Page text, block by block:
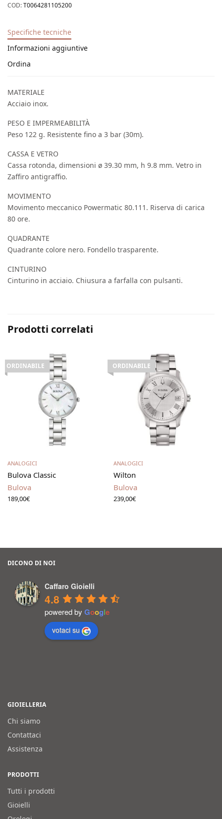
COD:T0064281105200
Specifiche tecniche
Informazioni aggiuntive
Ordina
MATERIALE
Acciaio inox.
PESO E IMPERMEABILITÀ
Peso 122 g. Resistente fino a 3 bar (30m).
CASSA E VETRO
Cassa rotonda, dimensioni ø 39.30 mm, h 9.8 mm. Vetro in
Zaffiro antigraffio.
MOVIMENTO
Movimento meccanico Powermatic 80.111. Riserva di carica
80 ore.
QUADRANTE
Quadrante colore nero. Fondello trasparente.
CINTURINO
Cinturino in acciaio. Chiusura a farfalla con pulsanti.
Prodotti correlati
ORDINABILE
ANALOGICI
Bulova Classic
Bulova
189,00€
ORDINABILE
ANALOGICI
Wilton
Bulova
239,00€
DICONO DI NOI
Caffaro Gioielli
4.8
powered by Google
votaci su
GIOIELLERIA
Chi siamo
Contattaci
Assistenza
PRODOTTI
Tutti i prodotti
Gioielli